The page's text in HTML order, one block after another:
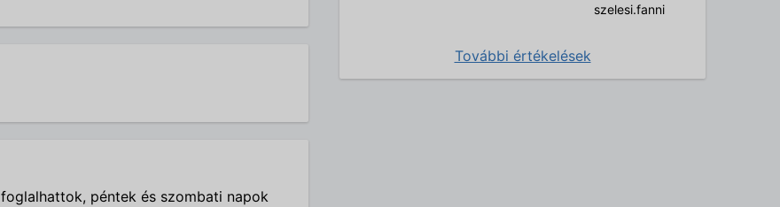
szelesi.fanni
További értékelések
foglalhattok, péntek és szombati napok